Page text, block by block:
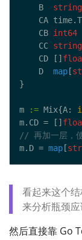
    B
string
    CB
int64
    CC
string
    CD []
    D
map [
m := Mix{A:
m.CD = []
m.D = map [
看起来这个
来分析瓶颈应
然后直接靠 Go